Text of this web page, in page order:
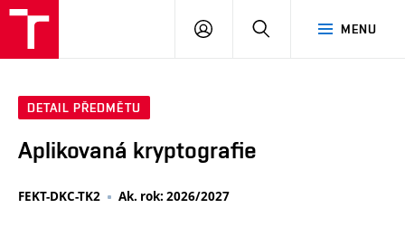
MENU
PŘIHLÁSIT
DETAIL PŘEDMĚTU
Aplikovaná kryptografie
FEKT-DKC-TK2 Ak. rok: 2026/2027